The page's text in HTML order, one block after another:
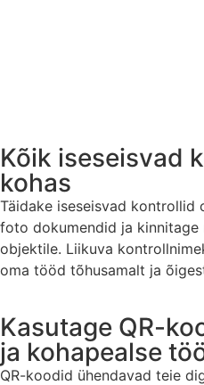
Kõik iseseisvad
kohas
Täidake iseseisvad kontrollid
foto dokumendid ja kinnitage
objektile. Liikuva
oma tööd tõhusamalt ja
Kasutage QR-
ja kohapealse
QR-koodid ühendavad teie